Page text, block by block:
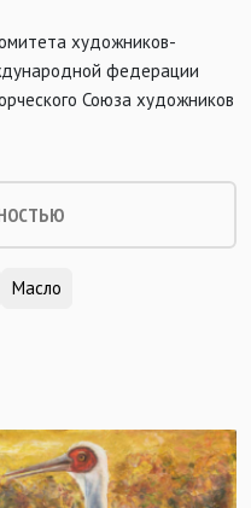
художников-
федерации
Союза художников
Масло